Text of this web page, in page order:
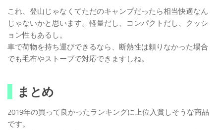
これ、登山じゃなくてただのキャンプだったら相当快適なん
じゃないかと思います。軽量だし、コンパクトだし、クッシ
ョン性もあるし。
車で荷物を持ち運びできるなら、断熱性は頼りなかった場合
でも毛布やストーブで対応できますしね。
まとめ
2019年の買って良かったランキングに上位入賞しそうな商品
です。